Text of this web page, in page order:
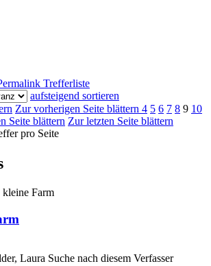
Trefferliste
aufsteigend sortieren
Zur vorherigen Seite blättern 4 5 6 7 8 9 10
Seite blättern Zur letzten Seite blättern
pro Seite
Laura Suche nach diesem Verfasser